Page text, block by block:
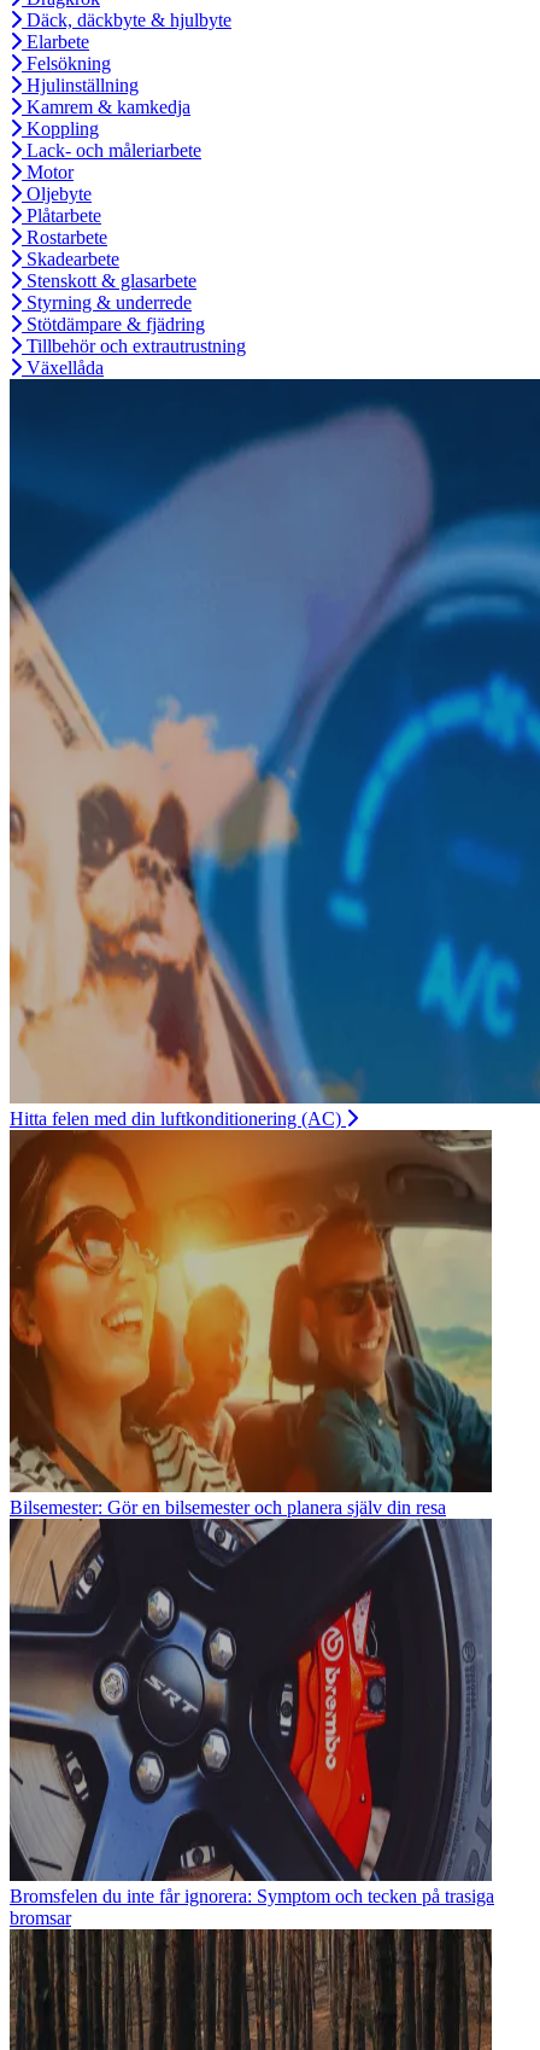
Däck, däckbyte & hjulbyte
Elarbete
Felsökning
Hjulinställning
Kamrem & kamkedja
Koppling
Lack- och måleriarbete
Motor
Oljebyte
Plåtarbete
Rostarbete
Skadearbete
Stenskott & glasarbete
Styrning & underrede
Stötdämpare & fjädring
Tillbehör och extrautrustning
Växellåda
Hitta felen med din luftkonditionering (AC)
Bilsemester: Gör en bilsemester och planera själv din resa
Bromsfelen du inte får ignorera: Symptom och tecken på trasiga
bromsar